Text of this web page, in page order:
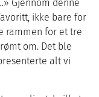
Gjennom denne
ikke bare for
rammen for et tre
om. Det ble
alt vi